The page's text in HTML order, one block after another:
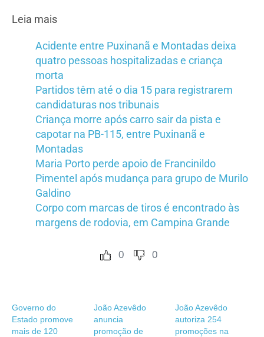
Leia mais
Acidente entre Puxinanã e Montadas deixa
quatro pessoas hospitalizadas e criança
morta
Partidos têm até o dia 15 para registrarem
candidaturas nos tribunais
Criança morre após carro sair da pista e
capotar na PB-115, entre Puxinanã e
Montadas
Maria Porto perde apoio de Francinildo
Pimentel após mudança para grupo de Murilo
Galdino
Corpo com marcas de tiros é encontrado às
margens de rodovia, em Campina Grande
0 0
Governo do
Estado promove
mais de 120
João Azevêdo
anuncia
promoção de
João Azevêdo
autoriza 254
promoções na